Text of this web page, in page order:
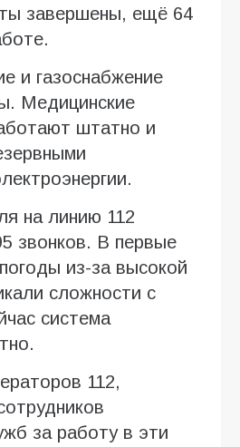
завершены, ещё 64
и газоснабжение
Медицинские
штатно и
на линию 112
звонков. В первые
из-за высокой
сложности с
система
112,
за работу в эти